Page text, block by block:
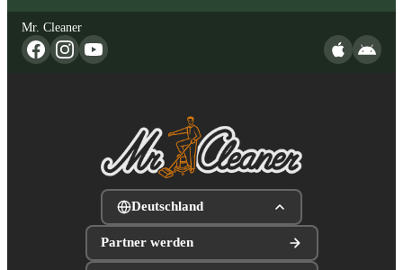
Mr. Cleaner
Deutschland
Partner werden